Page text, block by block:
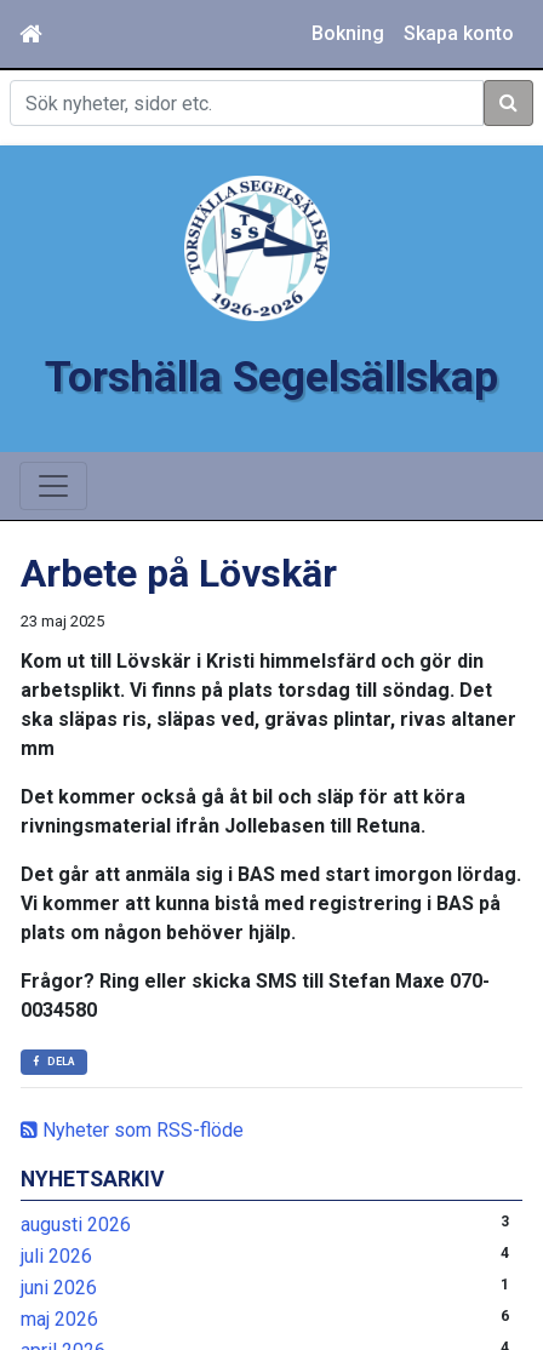
Bokning Skapa konto
Sök
Torshälla Segelsällskap
Nyheter som RSS-flöde
NYHETSARKIV
augusti 2026 3
juli 2026 4
juni 2026 1
maj 2026 6
Arbete på Lövskär
23 maj 2025
Kom ut till Lövskär i Kristi himmelsfärd och gör din
arbetsplikt. Vi finns på plats torsdag till söndag. Det
ska släpas ris, släpas ved, grävas plintar, rivas altaner
mm
Det kommer också gå åt bil och släp för att köra
rivningsmaterial ifrån Jollebasen till Retuna.
Det går att anmäla sig i BAS med start imorgon lördag.
Vi kommer att kunna bistå med registrering i BAS på
plats om någon behöver hjälp.
Frågor? Ring eller skicka SMS till Stefan Maxe 070-
0034580
DELA